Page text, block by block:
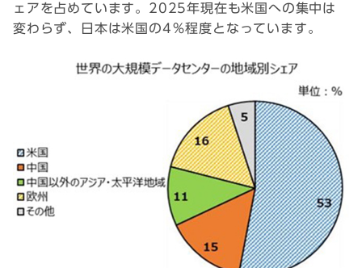
ェアを占めています。2025年現在も米国への集中は
変わらず、日本は米国の4％程度となっています。